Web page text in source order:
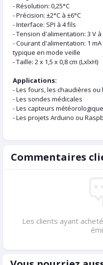
- Résolution: 0,25°C
- Précision: ±2°C à ±6°C
- Interface: SPI à 4 fils
- Tension d'alimentation: 3 V à
- Courant d'alimentation: 1
typique en mode veille
- Taille: 2 x 1,5 x 0,8 cm (LxlxH)
Applications:
- Les fours, les chaudières ou
- Les sondes médicales
- Les capteurs
- Les projets Arduino ou
Commentaires
Les clients ayant